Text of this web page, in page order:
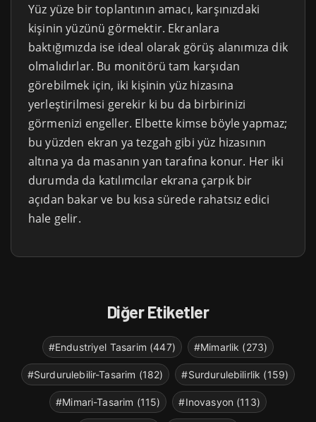
Yüz yüze bir toplantının amacı, karşınızdaki
kişinin yüzünü görmektir. Ekranlara
baktığımızda ise ideal olarak görüş alanımıza dik
olmalıdırlar. Bu monitörü tam karşıdan
görebilmek için, iki kişinin yüz hizasına
yerleştirilmesi gerekir ki bu da birbirinizi
görmenizi engeller. Elbette kimse böyle yapmaz;
bu yüzden ekran ya tezgah gibi yüz hizasının
altına ya da masanın yan tarafına konur. Her iki
durumda da katılımcılar ekrana çarpık bir
açıdan bakar ve bu kısa sürede rahatsız edici
hale gelir.
Diğer Etiketler
#Endustriyel Tasarim (447) #Mimarlik (273)
#Surdurulebilir-Tasarim (182) #Surdurulebilirlik (159)
#Mimari-Tasarim (115) #Inovasyon (113)